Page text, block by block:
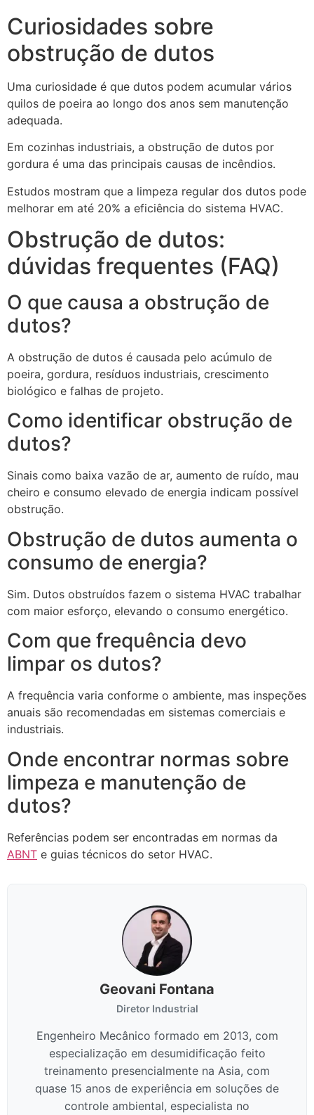
Curiosidades sobre
obstrução de dutos
Uma curiosidade é que dutos podem acumular vários
quilos de poeira ao longo dos anos sem manutenção
adequada.
Em cozinhas industriais, a obstrução de dutos por
gordura é uma das principais causas de incêndios.
Estudos mostram que a limpeza regular dos dutos pode
melhorar em até 20% a eficiência do sistema HVAC.
Obstrução de dutos:
dúvidas frequentes (FAQ)
O que causa a obstrução de
dutos?
A obstrução de dutos é causada pelo acúmulo de
poeira, gordura, resíduos industriais, crescimento
biológico e falhas de projeto.
Como identificar obstrução de
dutos?
Sinais como baixa vazão de ar, aumento de ruído, mau
cheiro e consumo elevado de energia indicam possível
obstrução.
Obstrução de dutos aumenta o
consumo de energia?
Sim. Dutos obstruídos fazem o sistema HVAC trabalhar
com maior esforço, elevando o consumo energético.
Com que frequência devo
limpar os dutos?
A frequência varia conforme o ambiente, mas inspeções
anuais são recomendadas em sistemas comerciais e
industriais.
Onde encontrar normas sobre
limpeza e manutenção de
dutos?
Referências podem ser encontradas em normas da
ABNT e guias técnicos do setor HVAC.
Geovani Fontana
Diretor Industrial
Engenheiro Mecânico formado em 2013, com
especialização em desumidificação feito
treinamento presencialmente na Asia, com
quase 15 anos de experiência em soluções de
controle ambiental, especialista no